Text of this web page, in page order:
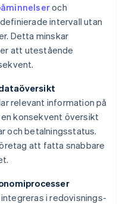
och
intervall utan
Detta minskar
att utestående
relevant information på
konsekvent översikt
och betalningsstatus.
att fatta snabbare
i redovisnings-